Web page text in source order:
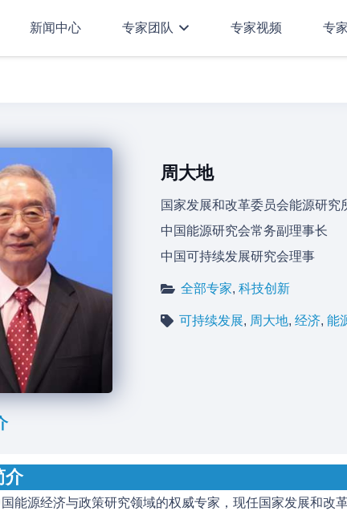
新闻中心 专家团队 专家视频 专
周大地
国家发展和改革委员会能源研究
中国能源研究会常务副理事长
中国可持续发展研究会理事
全部专家, 科技创新
可持续发展, 周大地, 经济, 能
介
能源经济与政策研究领域的权威专家，现任国家发展和